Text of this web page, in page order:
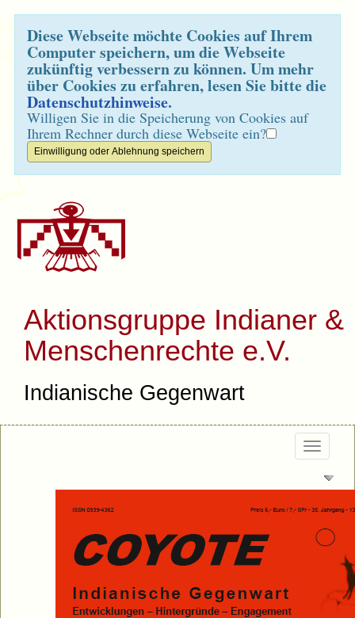
Diese Webseite möchte Cookies auf Ihrem
Computer speichern, um die Webseite
zukünftig verbessern zu können. Um mehr
über Cookies zu erfahren, lesen Sie bitte die
Datenschutzhinweise.
Willigen Sie in die Speicherung von Cookies auf
Ihrem Rechner durch diese Webseite ein?
Aktionsgruppe Indianer &
Menschenrechte e.V.
Indianische Gegenwart